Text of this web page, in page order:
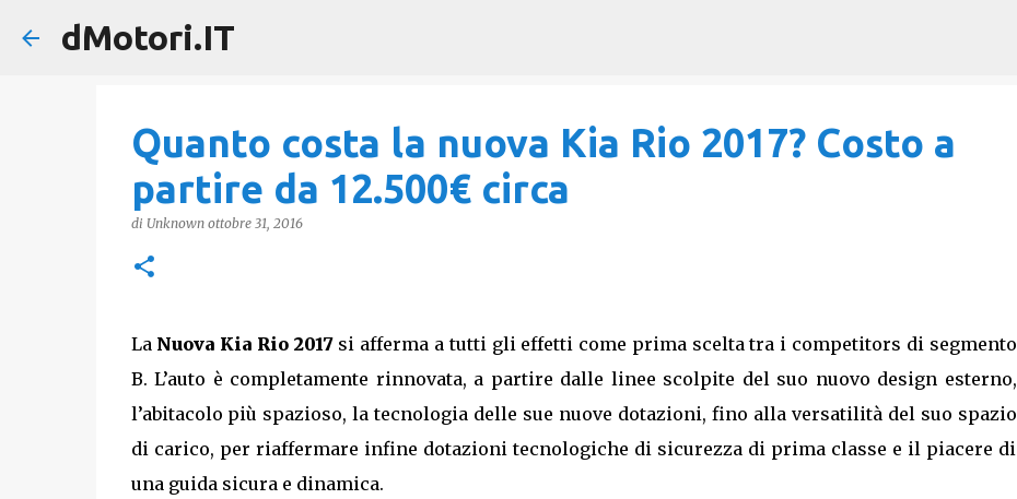
dMotori.IT
Quanto costa la nuova Kia Rio 2017? Costo a
partire da 12.500€ circa
di Unknown ottobre 31, 2016
La Nuova Kia Rio 2017si afferma a tutti gli effetti come prima scelta tra i competitors di segmento
B. L’auto è completamente rinnovata, a partire dalle linee scolpite del suo nuovo design esterno,
l’abitacolo più spazioso, la tecnologia delle sue nuove dotazioni, fino alla versatilità del suo spazio
di carico, per riaffermare infine dotazioni tecnologiche di sicurezza di prima classe e il piacere di
una guida sicura e dinamica.